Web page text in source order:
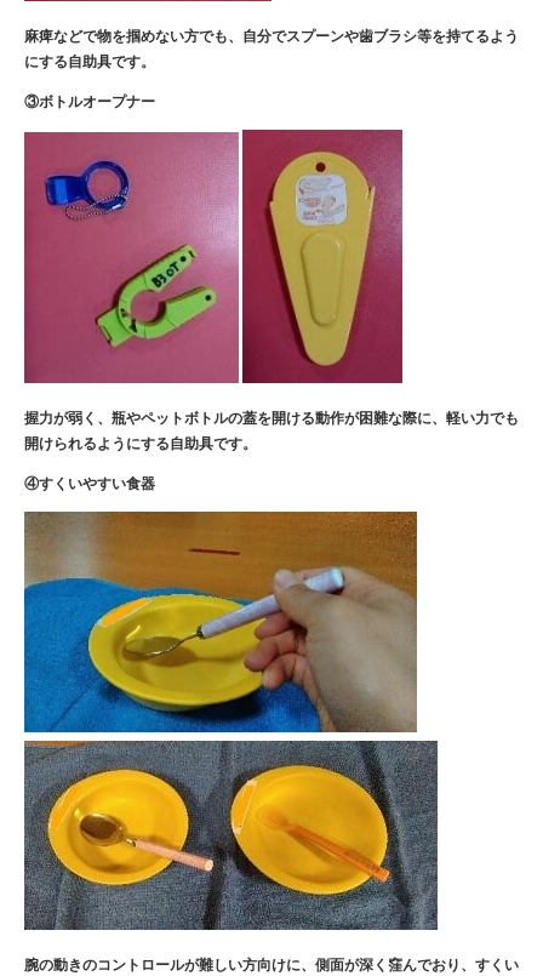
麻痺などで物を掴めない方でも、自分でスプーンや歯ブラシ等を持てるよう
にする自助具です。
③ボトルオープナー
握力が弱く、瓶やペットボトルの蓋を開ける動作が困難な際に、軽い力でも
開けられるようにする自助具です。
④すくいやすい食器
腕の動きのコントロールが難しい方向けに、側面が深く窪んでおり、すくい